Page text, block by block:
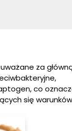
za
co
się